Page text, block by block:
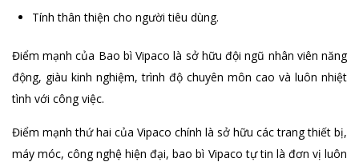
Tính thân thiện cho người tiêu dùng.
Điểm mạnh của Bao bì Vipaco là sở hữu đội ngũ nhân viên năng
động, giàu kinh nghiệm, trình độ chuyên môn cao và luôn nhiệt
tình với công việc.
Điểm mạnh thứ hai của Vipaco chính là sở hữu các trang thiết bị,
máy móc, công nghệ hiện đại, bao bì Vipaco tự tin là đơn vị luôn